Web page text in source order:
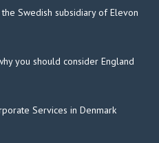
Swedish subsidiary of Elevon
you should consider England
Services in Denmark